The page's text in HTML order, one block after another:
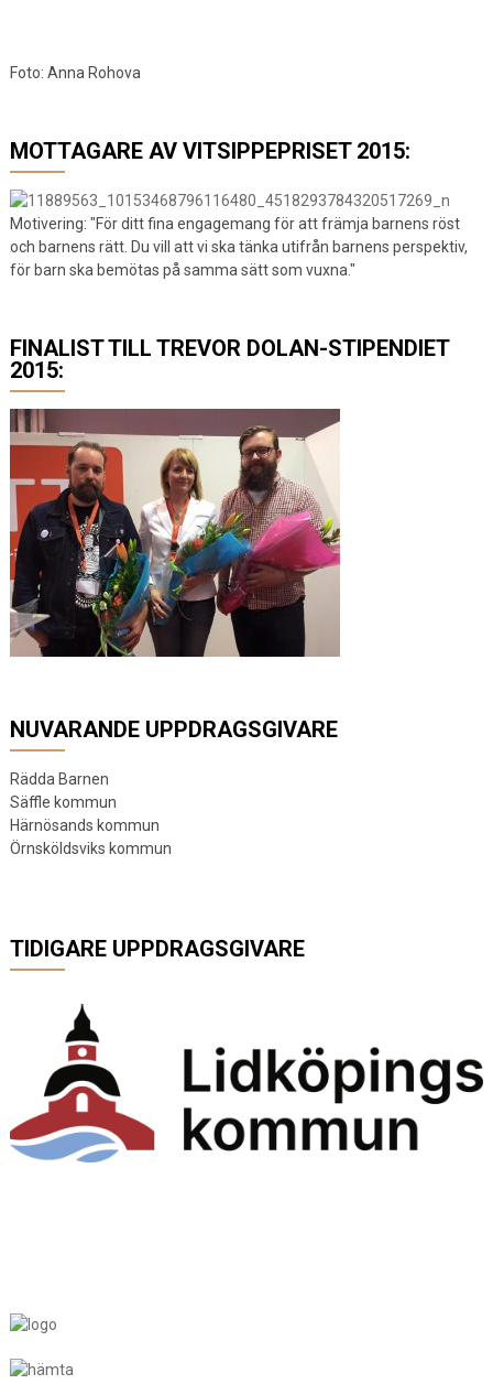
Foto: Anna Rohova
MOTTAGARE AV VITSIPPEPRISET 2015:
Motivering: "För ditt fina engagemang för att främja barnens röst
och barnens rätt. Du vill att vi ska tänka utifrån barnens perspektiv,
för barn ska bemötas på samma sätt som vuxna."
FINALIST TILL TREVOR DOLAN-STIPENDIET
2015:
NUVARANDE UPPDRAGSGIVARE
Rädda Barnen
Säffle kommun
Härnösands kommun
Örnsköldsviks kommun
TIDIGARE UPPDRAGSGIVARE